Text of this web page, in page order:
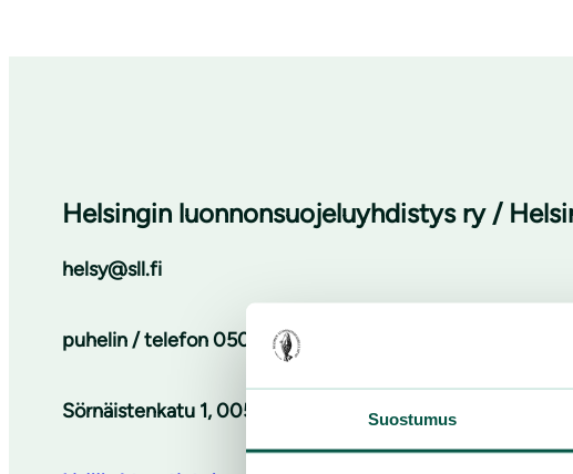
Suostumus
Helsingin luonnonsuojeluyhdistys ry /
helsy@sll.fi
puhelin / telefon050 3011 633
Sörnäistenkatu 1, 00580 Helsinki / Sörnäsgatan 1, 00580